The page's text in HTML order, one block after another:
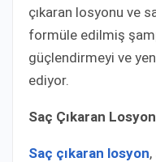
çıkaran losyonu ve
formüle edilmiş
güçlendirmeyi ve
ediyor.
Saç Çıkaran Losyon
Saç çıkaran losyon